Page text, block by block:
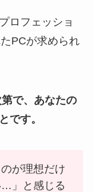
ロフェッショ
PCが求められ
で、あなたの
です。
が理想だけ
…」と感じる